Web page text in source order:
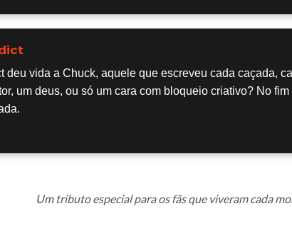
deu vida a Chuck, aquele que escreveu cada caçada,
um deus, ou só um cara com bloqueio criativo? No
Um tributo especial para os fãs que viveram cada